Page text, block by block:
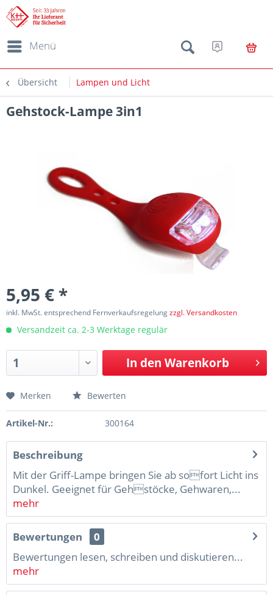
Menü
Übersicht Lampen und Licht
Gehstock-Lampe 3in1
5,95 € *
inkl. MwSt. entsprechend Fernverkaufsregelungzzgl. Versandkosten
Versandzeit ca. 2-3 Werktage regulär
In den Warenkorb
Merken Bewerten
Artikel-Nr.: 300164
Beschreibung
Mit der Griff-Lampe bringen Sie ab sofort Licht ins
Dunkel. Geeignet für Gehstöcke, Gehwaren,...
mehr
Bewertungen
0
Bewertungen lesen, schreiben und diskutieren...
mehr